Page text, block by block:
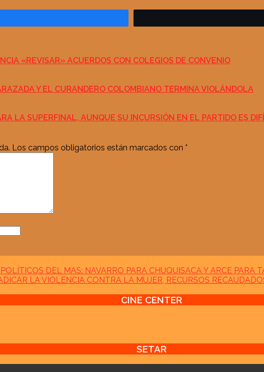
«REVISAR» ACUERDOS CON COLEGIOS DE CONVENIO
Y EL CURANDERO COLOMBIANO TERMINA VIOLÁNDOLA
LA SUPERFINAL, AUNQUE SU INCURSIÓN EN EL PARTIDO ES
Los campos obligatorios están marcados con *
DEL MAS: NAVARRO PARA CHUQUISACA Y ARCE PARA
LA VIOLENCIA CONTRA LA MUJER, RECURSOS
CINE CENTER
SETAR